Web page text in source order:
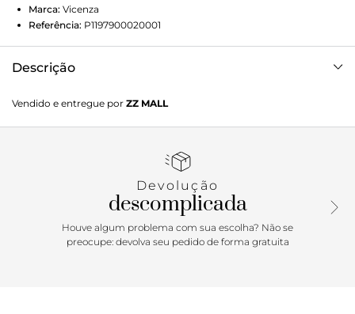
Marca: Vicenza
Referência: P1197900020001
Descrição
Com shape minimalista e linhas orgânicas, esse modelo
acompanha o movimento das tendências boho com
traduzindo o estilo western em uma leitura
autenticidade e peças que se destacam no dia a dia.
Vendido e entregue por ZZ MALL
Devolução
descomplicada
Houve algum problema com sua escolha? Não se
preocupe: devolva seu pedido de forma gratuita